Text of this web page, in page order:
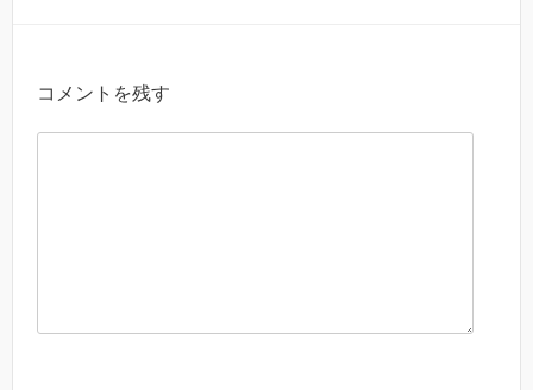
コメントを残す